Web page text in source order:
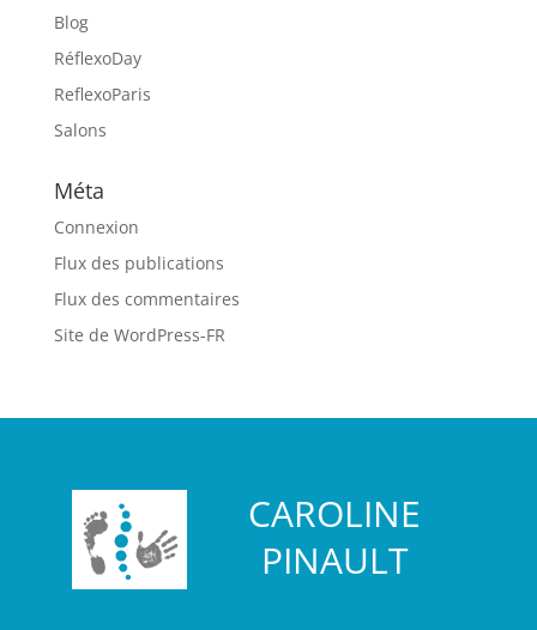
Blog
RéflexoDay
ReflexoParis
Salons
Méta
Connexion
Flux des publications
Flux des commentaires
Site de WordPress-FR
CAROLINE
PINAULT